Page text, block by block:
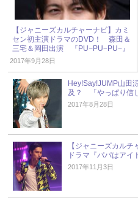
【ジャニーズカルチャーナビ】カミ
セン初主演ドラマのDVD！ 森田＆
三宅＆岡田出演 『PU−PU−PU−』
2017年9月28日
Hey!Say!JUMP山田
及？ 「やっぱり信
2017年8月28日
【ジャニーズカル
ドラマ『パパはアイ
2017年11月3日